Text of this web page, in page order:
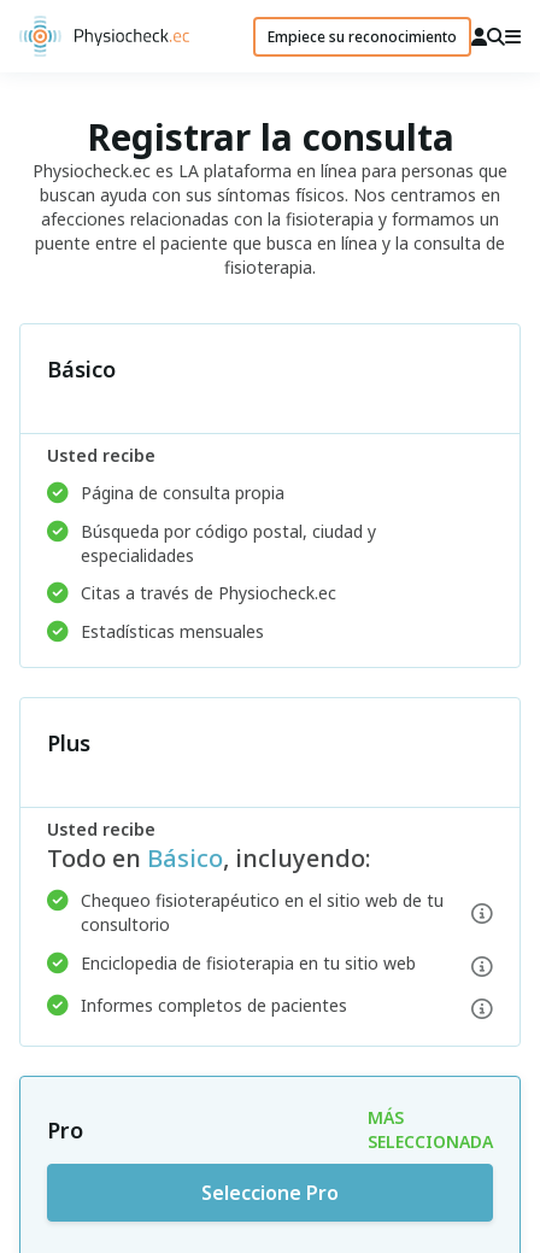
Empiece su reconocimiento
Registrar la consulta
Physiocheck.ec es LA plataforma en línea para personas que
buscan ayuda con sus síntomas físicos. Nos centramos en
afecciones relacionadas con la fisioterapia y formamos un
puente entre el paciente que busca en línea y la consulta de
fisioterapia.
Básico
Usted recibe
Página de consulta propia
Búsqueda por código postal, ciudad y
especialidades
Citas a través de Physiocheck.ec
Estadísticas mensuales
Plus
Usted recibe
Todo en Básico, incluyendo:
Chequeo fisioterapéutico en el sitio web de tu
consultorio
Enciclopedia de fisioterapia en tu sitio web
Informes completos de pacientes
Pro
MÁS
SELECCIONADA
Seleccione Pro